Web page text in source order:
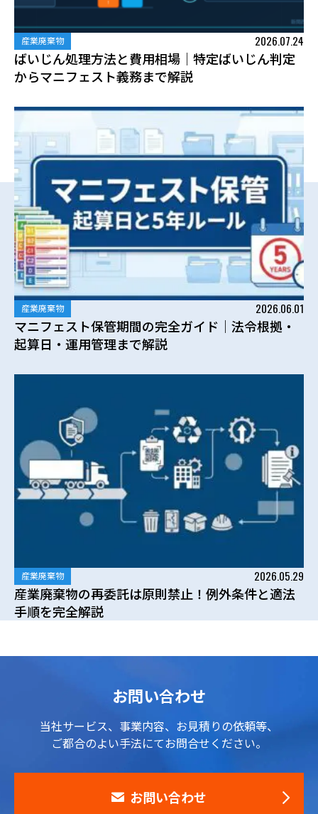
産業廃棄物 2026.07.24
ばいじん処理方法と費用相場｜特定ばいじん判定
からマニフェスト義務まで解説
産業廃棄物 2026.06.01
マニフェスト保管期間の完全ガイド｜法令根拠・
起算日・運用管理まで解説
産業廃棄物 2026.05.29
産業廃棄物の再委託は原則禁止！例外条件と適法
手順を完全解説
お問い合わせ
当社サービス、事業内容、お見積りの依頼等、
ご都合のよい手法にてお問合せください。
お問い合わせ